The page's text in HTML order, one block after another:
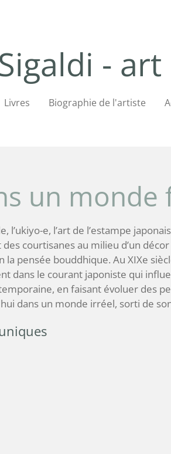
-
Livres Biographie de l'artiste
un
l’ukiyo-e, l’art de l’estampe
courtisanes au milieu d’un
pensée bouddhique. Au XIXe
dans le courant japoniste qui
en faisant évoluer des
dans un monde irréel, sorti de